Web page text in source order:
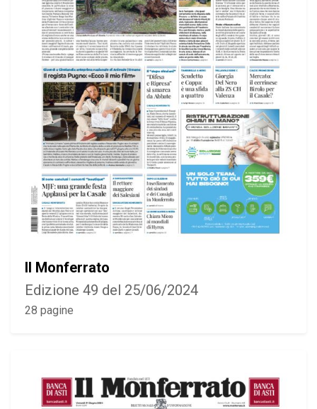
Il Monferrato
Edizione 49 del 25/06/2024
28 pagine